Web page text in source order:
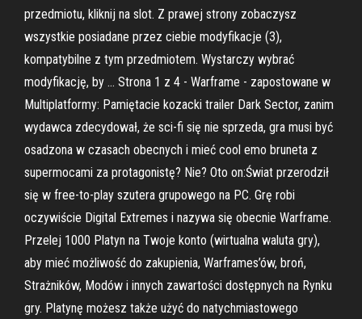
przedmiotu, kliknij na slot. Z prawej strony zobaczysz
wszystkie posiadane przez ciebie modyfikacje (3),
kompatybilne z tym przedmiotem. Wystarczy wybrać
modyfikację, by … Strona 1 z 4 - Warframe - zapostowane w
Multiplatformy: Pamiętacie kozacki trailer Dark Sector, zanim
wydawca zdecydował, że sci-fi się nie sprzeda, gra musi być
osadzona w czasach obecnych i mieć cool emo bruneta z
supermocami za protagonistę? Nie? Oto on:Świat przerodził
się w free-to-play szutera grupowego na PC. Grę robi
oczywiście Digital Extremes i nazywa się obecnie Warframe.
Przelej 1000 Platyn na Twoje konto (wirtualna waluta gry),
aby mieć możliwość do zakupienia, Warframes’ów, broń,
Strażników, Modów i innych zawartości dostępnych na Rynku
gry. Platynę możesz także użyć do natychmiastowego